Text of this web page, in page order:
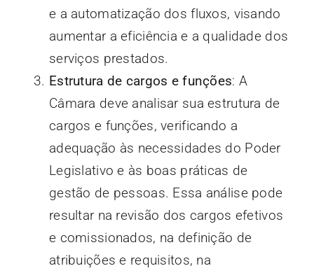
e a automatização dos fluxos, visando
aumentar a eficiência e a qualidade dos
serviços prestados.
Estrutura de cargos e funções: A
Câmara deve analisar sua estrutura de
cargos e funções, verificando a
adequação às necessidades do Poder
Legislativo e às boas práticas de
gestão de pessoas. Essa análise pode
resultar na revisão dos cargos efetivos
e comissionados, na definição de
atribuições e requisitos, na